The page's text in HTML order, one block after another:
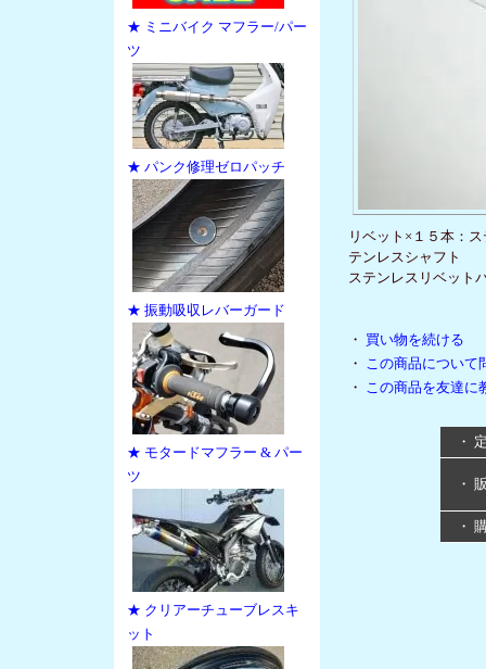
★ ミニバイク マフラー/パー
ツ
★ パンク修理ゼロパッチ
★ 振動吸収レバーガード
★ モタードマフラー & パー
ツ
★ クリアーチューブレスキ
ット
リベット×１５本：
テンレスシャフト
ステンレスリベット
・ 買い物を続ける
・ この商品について
・ この商品を友達に
・
・
・